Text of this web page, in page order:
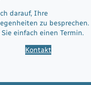
darauf, Ihre
zu besprechen.
einfach einen Termin.
Kontakt